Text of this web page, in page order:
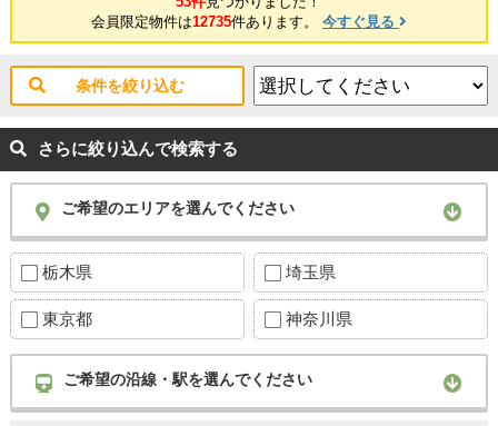
会員限定物件は12735件あります。 今すぐ見る
条件を絞り込む
さらに絞り込んで検索する
ご希望のエリアを選んでください
栃木県 埼玉県
東京都 神奈川県
ご希望の沿線・駅を選んでください